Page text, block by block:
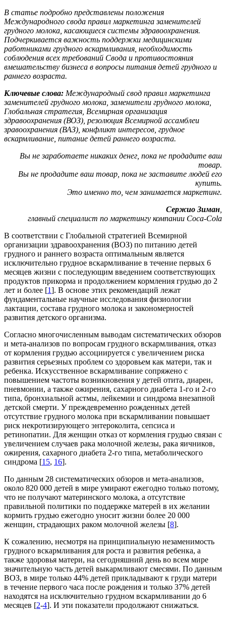
В статье подробно представлены положения
Международного свода правил маркетинга заменителей
грудного молока, касающиеся системы здравоохранения.
Подчеркивается важность поддержки медицинскими
работниками грудного вскармливания, необходимость
соблюдения всех требований Свода и противостояния
вмешательству бизнеса в вопросы питания детей грудного и
раннего возраста.
Ключевые слова: Международный свод правил маркетинга
заменителей грудного молока, заменители грудного молока,
Глобальная стратегия, Всемирная организация
здравоохранения (ВОЗ), резолюция Всемирной ассамблеи
зравоохранения (ВАЗ), конфликт интересов, грудное
вскармливание, питание детей раннего возраста.
Вы не заработаете никаких денег, пока не продадите ваш
товар.
Вы не продадите ваш товар, пока не заставите людей его
купить.
Это именно то, чем занимается маркетинг.
Сержио Зиман
главный специалист по маркетингу компании Coca-Cola
В соответствии с Глобальной стратегией Всемирной
организации здравоохранения (ВОЗ) по питанию детей
грудного и раннего возраста оптимальным является
исключительно грудное вскармливание в течение первых 6
месяцев жизни с последующим введением соответствующих
продуктов прикорма и продолжением кормления грудью до 2
лет и более [1]. В основе этих рекомендаций лежат
фундаментальные научные исследования физиологии
лактации, состава грудного молока и закономерностей
развития детского организма.
Согласно многочисленным выводам систематических обзоров
и мета-анализов по вопросам грудного вскармливания, отказ
от кормления грудью ассоциируется с увеличением риска
развития серьезных проблем со здоровьем как матери, так и
ребенка. Искусственное вскармливание сопряжено с
повышением частоты возникновения у детей отита, диареи,
пневмонии, а также ожирения, сахарного диабета 1-го и 2-го
типа, бронхиальной астмы, лейкемии и синдрома внезапной
детской смерти. У преждевременно рожденных детей
отсутствие грудного молока при вскармливании повышает
риск некротизирующего энтероколита, сепсиса и
ретинопатии. Для женщин отказ от кормления грудью связан с
увеличением случаев рака молочной железы, рака яичников,
ожирения, сахарного диабета 2-го типа, метаболического
синдрома [15, 16].
По данным 28 систематических обзоров и мета-анализов,
около 820 000 детей в мире умирают ежегодно только потому,
что не получают материнского молока, а отсутствие
правильной политики по поддержке матерей в их желании
кормить грудью ежегодно уносит жизни более 20 000
женщин, страдающих раком молочной железы [8].
К сожалению, несмотря на принципиальную незаменимость
грудного вскармливания для роста и развития ребенка, а
также здоровья матери, на сегодняшний день во всем мире
значительную часть детей выкармливают смесями. По данным
ВОЗ, в мире только 44% детей прикладывают к груди матери
в течение первого часа после рождения и только 37% детей
находятся на исключительно грудном вскармливании до 6
месяцев [2-4]. И эти показатели продолжают снижаться.